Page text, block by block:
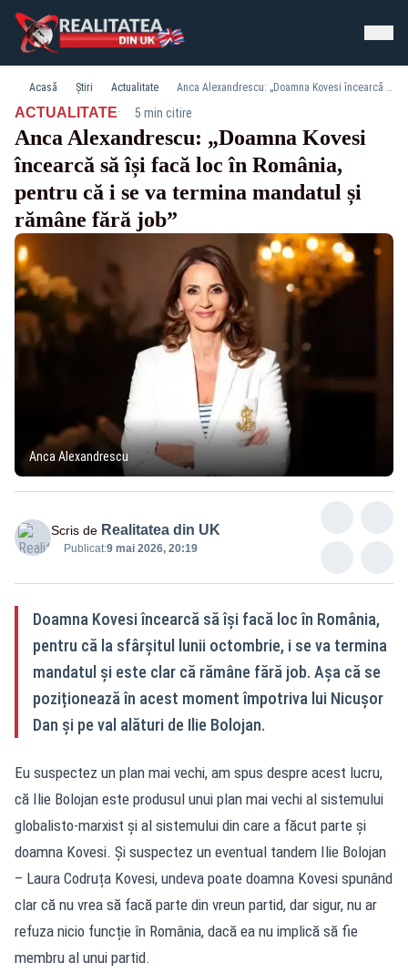
Acasă Știri Actualitate Anca Alexandrescu: „Doamna Kovesi încearcă să își facă loc în România, pentru că i se va termina mandatul și rămâne fără job”
ACTUALITATE· 5 min citire
Anca Alexandrescu: „Doamna Kovesi
încearcă să își facă loc în România,
pentru că i se va termina mandatul și
rămâne fără job”
Anca Alexandrescu
Scris de Realitatea din UK
Publicat:9 mai 2026, 20:19
Doamna Kovesi încearcă să își facă loc în România,
pentru că la sfârșitul lunii octombrie, i se va termina
mandatul și este clar că rămâne fără job. Așa că se
poziționează în acest moment împotriva lui Nicușor
Dan și pe val alături de Ilie Bolojan.
Eu suspectez un plan mai vechi, am spus despre acest lucru,
că Ilie Bolojan este produsul unui plan mai vechi al sistemului
globalisto-marxist și al sistemului din care a făcut parte și
doamna Kovesi. Și suspectez un eventual tandem Ilie Bolojan
– Laura Codruța Kovesi, undeva poate doamna Kovesi spunând
clar că nu vrea să facă parte din vreun partid, dar sigur, nu ar
refuza nicio funcție în România, dacă ea nu implică să fie
membru al unui partid.